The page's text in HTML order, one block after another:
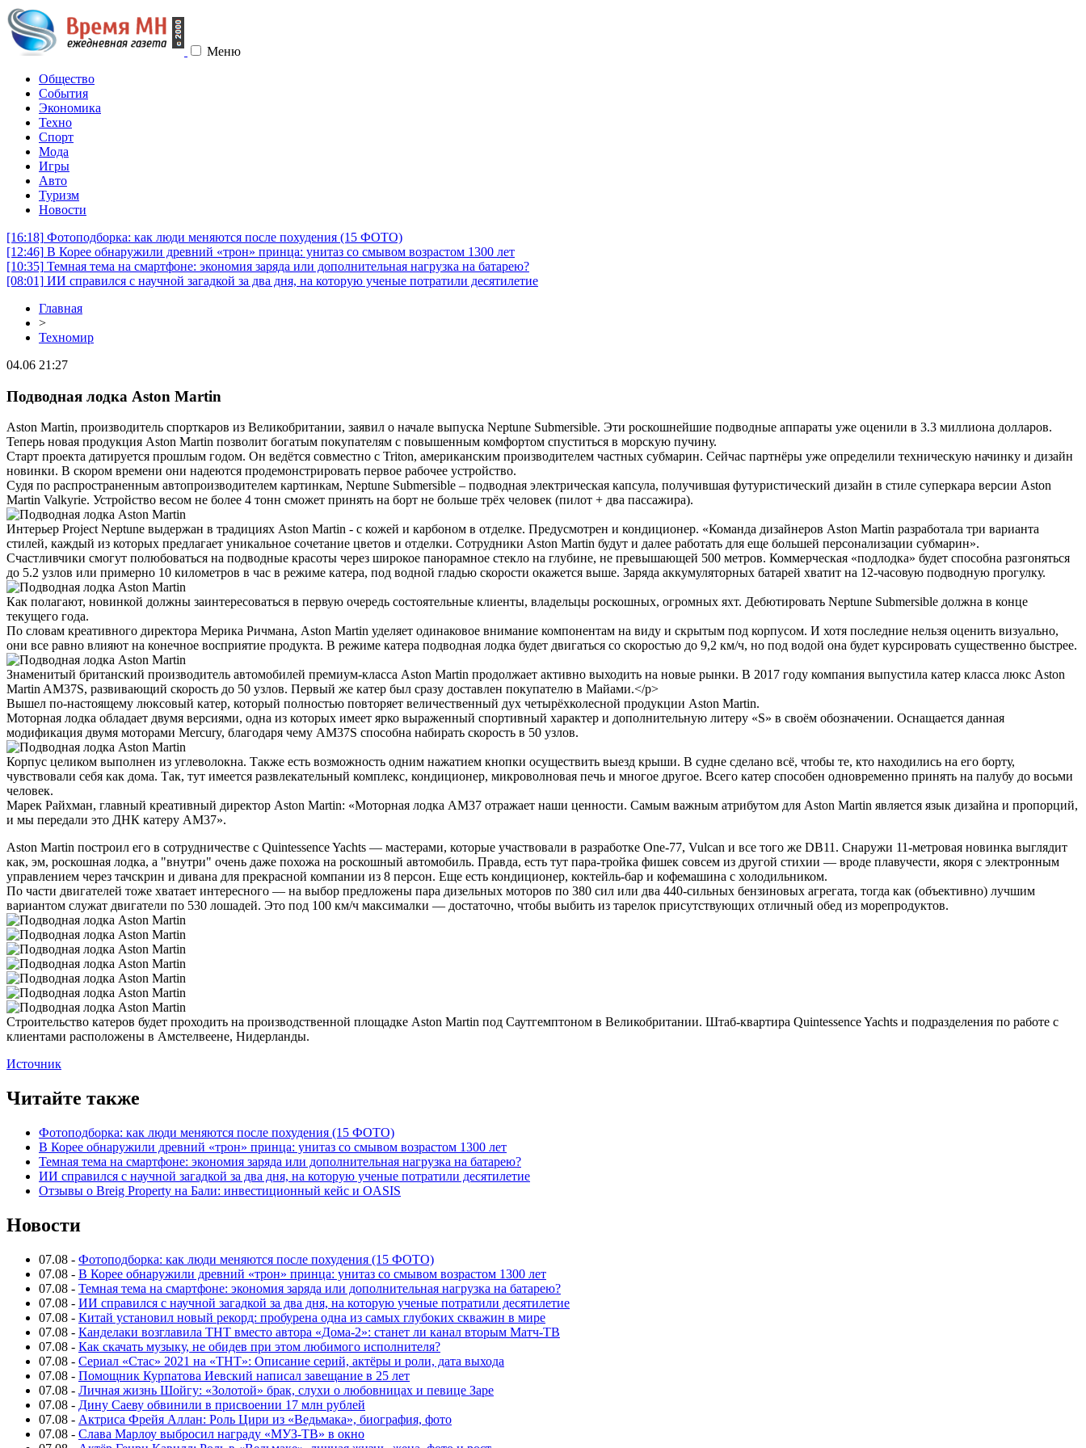
Меню
Общество
События
Экономика
Техно
Спорт
Мода
Игры
Авто
Туризм
Новости
[16:18] Фотоподборка: как люди меняются после похудения (15 ФОТО)
[12:46] В Корее обнаружили древний «трон» принца: унитаз со смывом возрастом 1300 лет
[10:35] Темная тема на смартфоне: экономия заряда или дополнительная нагрузка на батарею?
[08:01] ИИ справился с научной загадкой за два дня, на которую ученые потратили десятилетие
Главная
>
Техномир
04.06 21:27
Подводная лодка Aston Martin
Aston Martin, производитель спорткаров из Великобритании, заявил о начале выпуска Neptune Submersible. Эти роскошнейшие подводные аппараты уже оценили в 3.3 миллиона долларов.
Теперь новая продукция Aston Martin позволит богатым покупателям с повышенным комфортом спуститься в морскую пучину.
Старт проекта датируется прошлым годом. Он ведётся совместно с Triton, американским производителем частных субмарин. Сейчас партнёры уже определили техническую начинку и дизайн
новинки. В скором времени они надеются продемонстрировать первое рабочее устройство.
Судя по распространенным автопроизводителем картинкам, Neptune Submersible – подводная электрическая капсула, получившая футуристический дизайн в стиле суперкара версии Aston
Martin Valkyrie. Устройство весом не более 4 тонн сможет принять на борт не больше трёх человек (пилот + два пассажира).
Интерьер Project Neptune выдержан в традициях Aston Martin - с кожей и карбоном в отделке. Предусмотрен и кондиционер. «Команда дизайнеров Aston Martin разработала три варианта
стилей, каждый из которых предлагает уникальное сочетание цветов и отделки. Сотрудники Aston Martin будут и далее работать для еще большей персонализации субмарин».
Счастливчики смогут полюбоваться на подводные красоты через широкое панорамное стекло на глубине, не превышающей 500 метров. Коммерческая «подлодка» будет способна разгоняться
до 5.2 узлов или примерно 10 километров в час в режиме катера, под водной гладью скорости окажется выше. Заряда аккумуляторных батарей хватит на 12-часовую подводную прогулку.
Как полагают, новинкой должны заинтересоваться в первую очередь состоятельные клиенты, владельцы роскошных, огромных яхт. Дебютировать Neptune Submersible должна в конце
текущего года.
По словам креативного директора Мерика Ричмана, Aston Martin уделяет одинаковое внимание компонентам на виду и скрытым под корпусом. И хотя последние нельзя оценить визуально,
они все равно влияют на конечное восприятие продукта. В режиме катера подводная лодка будет двигаться со скоростью до 9,2 км/ч, но под водой она будет курсировать существенно быстрее.
Знаменитый британский производитель автомобилей премиум-класса Aston Martin продолжает активно выходить на новые рынки. В 2017 году компания выпустила катер класса люкс Aston
Martin AM37S, развивающий скорость до 50 узлов. Первый же катер был сразу доставлен покупателю в Майами.</p>
Вышел по-настоящему люксовый катер, который полностью повторяет величественный дух четырёхколесной продукции Aston Martin.
Моторная лодка обладает двумя версиями, одна из которых имеет ярко выраженный спортивный характер и дополнительную литеру «S» в своём обозначении. Оснащается данная
модификация двумя моторами Mercury, благодаря чему AM37S способна набирать скорость в 50 узлов.
Корпус целиком выполнен из углеволокна. Также есть возможность одним нажатием кнопки осуществить выезд крыши. В судне сделано всё, чтобы те, кто находились на его борту,
чувствовали себя как дома. Так, тут имеется развлекательный комплекс, кондиционер, микроволновая печь и многое другое. Всего катер способен одновременно принять на палубу до восьми
человек.
Марек Райхман, главный креативный директор Aston Martin: «Моторная лодка AM37 отражает наши ценности. Самым важным атрибутом для Aston Martin является язык дизайна и пропорций,
и мы передали это ДНК катеру AM37».
Aston Martin построил его в сотрудничестве с Quintessence Yachts — мастерами, которые участвовали в разработке One-77, Vulcan и все того же DB11. Снаружи 11-метровая новинка выглядит
как, эм, роскошная лодка, а "внутри" очень даже похожа на роскошный автомобиль. Правда, есть тут пара-тройка фишек совсем из другой стихии — вроде плавучести, якоря с электронным
управлением через тачскрин и дивана для прекрасной компании из 8 персон. Еще есть кондиционер, коктейль-бар и кофемашина с холодильником.
По части двигателей тоже хватает интересного — на выбор предложены пара дизельных моторов по 380 сил или два 440-сильных бензиновых агрегата, тогда как (объективно) лучшим
вариантом служат двигатели по 530 лошадей. Это под 100 км/ч максималки — достаточно, чтобы выбить из тарелок присутствующих отличный обед из морепродуктов.
Строительство катеров будет проходить на производственной площадке Aston Martin под Саутгемптоном в Великобритании. Штаб-квартира Quintessence Yachts и подразделения по работе с
клиентами расположены в Амстелвеене, Нидерланды.
Источник
Читайте также
Фотоподборка: как люди меняются после похудения (15 ФОТО)
В Корее обнаружили древний «трон» принца: унитаз со смывом возрастом 1300 лет
Темная тема на смартфоне: экономия заряда или дополнительная нагрузка на батарею?
ИИ справился с научной загадкой за два дня, на которую ученые потратили десятилетие
Отзывы о Breig Property на Бали: инвестиционный кейс и OASIS
Новости
07.08 - Фотоподборка: как люди меняются после похудения (15 ФОТО)
07.08 - В Корее обнаружили древний «трон» принца: унитаз со смывом возрастом 1300 лет
07.08 - Темная тема на смартфоне: экономия заряда или дополнительная нагрузка на батарею?
07.08 - ИИ справился с научной загадкой за два дня, на которую ученые потратили десятилетие
07.08 - Китай установил новый рекорд: пробурена одна из самых глубоких скважин в мире
07.08 - Канделаки возглавила ТНТ вместо автора «Дома-2»: станет ли канал вторым Матч-ТВ
07.08 - Как скачать музыку, не обидев при этом любимого исполнителя?
07.08 - Сериал «Стас» 2021 на «ТНТ»: Описание серий, актёры и роли, дата выхода
07.08 - Помощник Курпатова Иевский написал завещание в 25 лет
07.08 - Личная жизнь Шойгу: «Золотой» брак, слухи о любовницах и певице Заре
07.08 - Дину Саеву обвинили в присвоении 17 млн рублей
07.08 - Актриса Фрейя Аллан: Роль Цири из «Ведьмака», биография, фото
07.08 - Слава Марлоу выбросил награду «МУЗ-ТВ» в окно